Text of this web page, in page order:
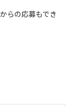
らの応募もでき